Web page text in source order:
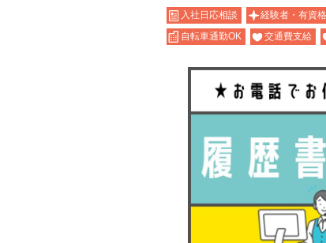
入社日応相談 経験者・有資
自転車通勤OK
交通費支給